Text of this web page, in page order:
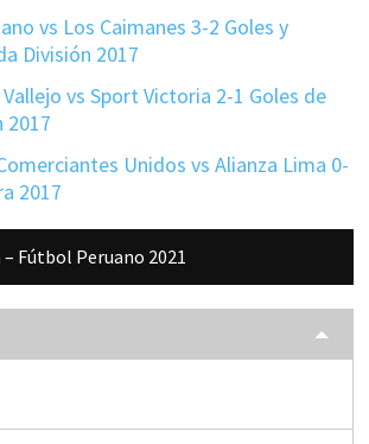
vs Los Caimanes 3-2 Goles y
División 2017
vs Sport Victoria 2-1 Goles de
2017
Unidos vs Alianza Lima 0-
2017
Fútbol Peruano 2021